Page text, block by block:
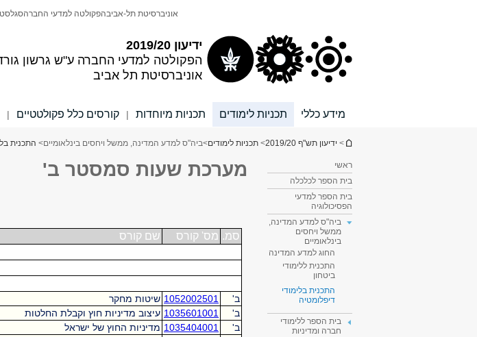
ידיעון 2019/20
הפקולטה למדעי החברה ע"ש גרשון
אוניברסיטת תל אביב
אוניברסיטת תל-אביבהפקולטה למדעי החברהסגל
מידע כללי תכניות לימודים תכניות מיוחדות | קורסים כלל פקולטטיים |
הינך נמצא כאן
> ידיעון תש"ף 2019/20 > תכניות לימודים>ביה"ס למדע המדינה, ממשל ויחסים בינלאומיים> התכנית
ראשי
בית הספר לכלכלה
בית הספר למדעי
הפסיכולוגיה
ביה"ס למדע המדינה,
ממשל ויחסים
בינלאומיים
החוג למדע המדינה
התכנית ללימודי
ביטחון
התכנית בלימודי
דיפלומטיה
בית הספר ללימודי
חברה ומדיניות
מערכת שעות סמסטר ב'